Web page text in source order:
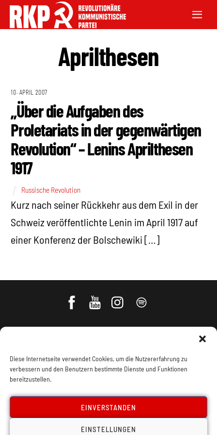
Diese Internetseite verwendet Cookies, um die Nutzererfahrung zu
verbessern und den Benutzern bestimmte Dienste und Funktionen
bereitzustellen.
EINVERSTANDEN
EINSTELLUNGEN
Aprilthesen
10. APRIL 2007
„Über die Aufgaben des
Proletariats in der gegenwärtigen
Revolution“ – Lenins Aprilthesen
1917
Russische Revolution
Kurz nach seiner Rückkehr aus dem Exil in der
Schweiz veröffentlichte Lenin im April 1917 auf
einer Konferenz der Bolschewiki […]
Impressum, Offenlegung Cookie Policy
Datenschutz Kontakt